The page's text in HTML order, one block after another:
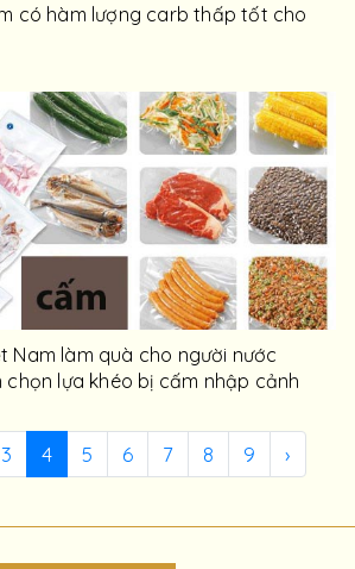
có hàm lượng carb thấp tốt cho
Nam làm quà cho người nước
lựa khéo bị cấm nhập cảnh
3 4 5 6 7 8 9 ›